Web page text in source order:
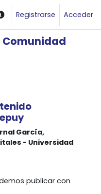
de búsqueda de entrada
Registrarse Acceder
Comunidad
García,
- Universidad
publicar con